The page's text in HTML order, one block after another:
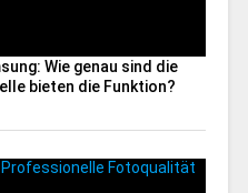
Wie genau sind die
bieten die Funktion?